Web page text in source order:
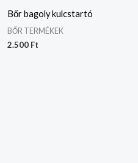
Bőr bagoly kulcstartó
BŐR TERMÉKEK
2.500 Ft